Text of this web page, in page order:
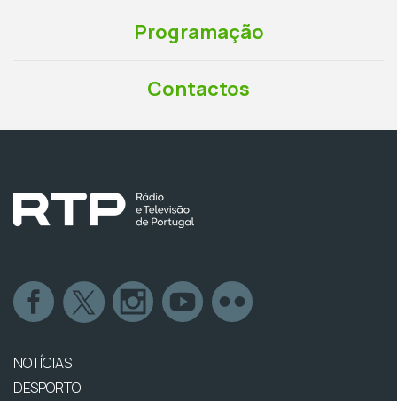
Programação
Contactos
NOTÍCIAS
DESPORTO